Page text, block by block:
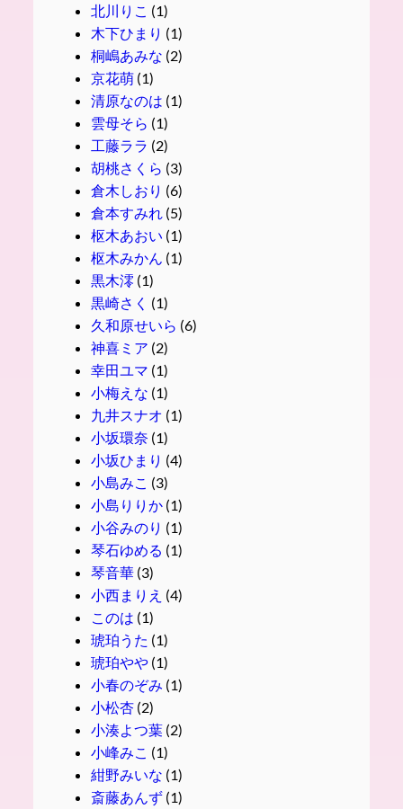
北川りこ (1)
木下ひまり (1)
桐嶋あみな (2)
京花萌(1)
清原なのは (1)
雲母そら (1)
工藤ララ (2)
胡桃さくら (3)
倉木しおり (6)
倉本すみれ (5)
枢木あおい (1)
枢木みかん (1)
黒木澪 (1)
黒崎さく (1)
久和原せいら (6)
神喜ミア (2)
幸田ユマ (1)
小梅えな (1)
九井スナオ (1)
小坂環奈 (1)
小坂ひまり (4)
小島みこ (3)
小島りりか(1)
小谷みのり (1)
琴石ゆめる (1)
琴音華(3)
小西まりえ (4)
このは (1)
琥珀うた (1)
琥珀やや(1)
小春のぞみ (1)
小松杏(2)
小湊よつ葉(2)
小峰みこ (1)
紺野みいな (1)
斎藤あんず(1)